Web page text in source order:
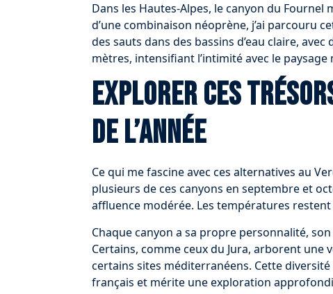
Dans les Hautes-Alpes, le canyon du
d’une combinaison néoprène, j’ai parcouru
des sauts dans des bassins d’eau claire,
mètres, intensifiant l’intimité avec le paysage
Explorer ces
de l’année
Ce qui me fascine avec ces alternatives au
plusieurs de ces canyons en septembre et
affluence modérée. Les températures
Chaque canyon a sa propre personnalité,
Certains, comme ceux du Jura, arborent une
certains sites méditerranéens. Cette
français et mérite une exploration